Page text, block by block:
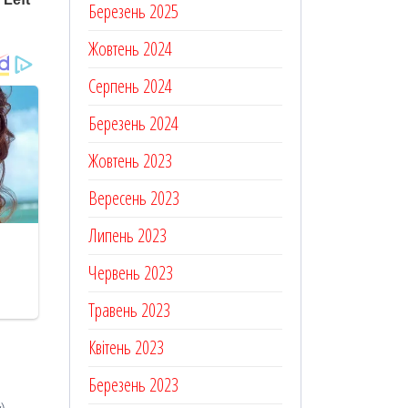
Березень 2025
Жовтень 2024
Серпень 2024
Березень 2024
Жовтень 2023
Вересень 2023
Липень 2023
Червень 2023
Травень 2023
Квітень 2023
Березень 2023